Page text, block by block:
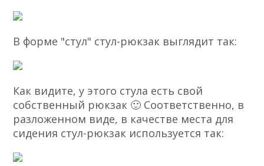
В форме "стул" стул-рюкзак выглядит так:
Как видите, у этого стула есть свой
собственный рюкзак 🙂 Соответственно, в
разложенном виде, в качестве места для
сидения стул-рюкзак используется так: